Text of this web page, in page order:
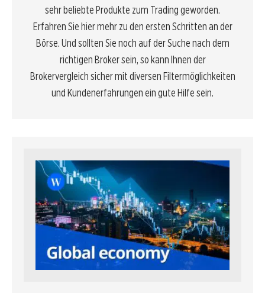
sehr beliebte Produkte zum Trading geworden.
Erfahren Sie hier mehr zu den ersten Schritten an der
Börse. Und sollten Sie noch auf der Suche nach dem
richtigen Broker sein, so kann Ihnen der
Brokervergleichsicher mit diversen Filtermöglichkeiten
und Kundenerfahrungen ein gute Hilfe sein.